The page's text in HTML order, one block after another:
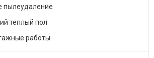
пылеудаление
теплый пол
работы